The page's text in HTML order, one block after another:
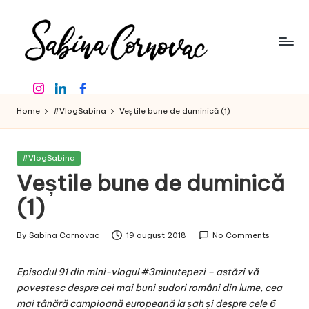
content
a
b
in
a
C
o
r
n
o
creator
de
16
-
InstagramLinkedinFacebook
Home #VlogSabina Veștile bune de duminică (1)
Posted
#VlogSabina
Veștile bune de duminică
(1)
Posted
By Sabina Cornovac 19 august 2018 No Comments
Episodul 91 din mini-vlogul #3minutepezi – astăzi vă
povestesc despre cei mai buni sudori români din lume, cea
mai tânără campioană europeană la șah și despre cele 6